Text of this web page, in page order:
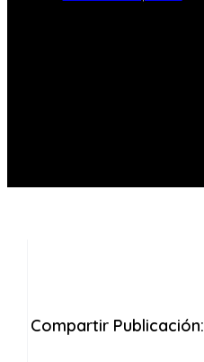
Compartir Publicación: